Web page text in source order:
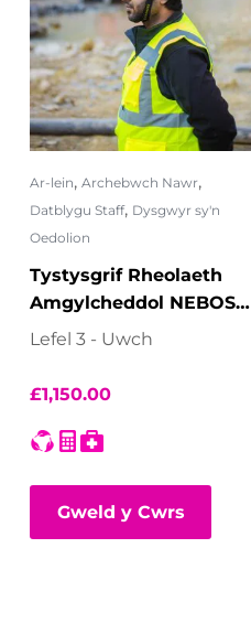
Ar-lein, Archebwch Nawr,
Datblygu Staff, Dysgwyr sy'n
Oedolion
Tystysgrif Rheolaeth
Amgylcheddol NEBOSH
– Ystafell Ddosbarth
Lefel 3 - Uwch
£1,150.00
Gweld y Cwrs